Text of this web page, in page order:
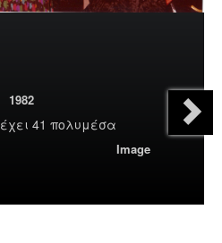
1982
έχει 41 πολυμέσα
Image